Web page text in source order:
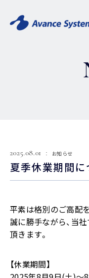
2025.08.01 お知らせ
夏季休業期間
平素は格別のご高配
誠に勝手ながら、当
頂きます。
【休業期間】